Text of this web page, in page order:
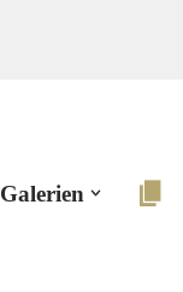
Galerien